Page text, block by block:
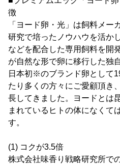
徴
「ヨード卵・光」は飼料メ
研究で培ったノウハウを活か
などを配合した専用飼料を開
が自然な形で卵に移行した独
日本初※のブランド卵として
たり多くの方々にご愛顧頂き
長してきました。ヨードとは
まれているヒトの体になくて
す。
(1) コクが3.5倍
株式会社味香り戦略研究所で